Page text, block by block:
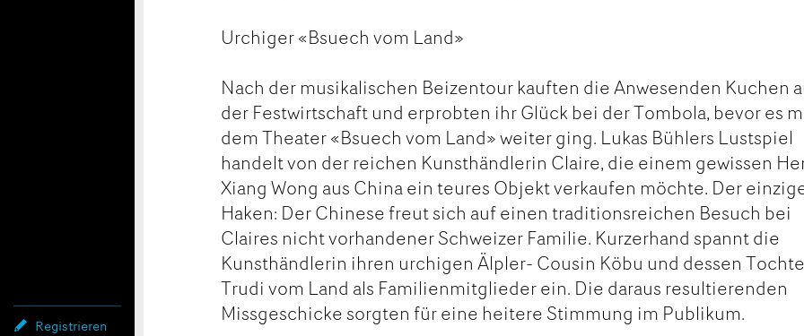
Registrieren
Urchiger «Bsuech vom Land»
Nach der musikalischen Beizentour kauften die Anwesenden Kuchen
der Festwirtschaft und erprobten ihr Glück bei der Tombola, bevor es
dem Theater «Bsuech vom Land» weiter ging. Lukas Bühlers Lustspiel
handelt von der reichen Kunsthändlerin Claire, die einem gewissen
Xiang Wong aus China ein teures Objekt verkaufen möchte. Der
Haken: Der Chinese freut sich auf einen traditionsreichen Besuch bei
Claires nicht vorhandener Schweizer Familie. Kurzerhand spannt die
Kunsthändlerin ihren urchigen Älpler- Cousin Köbu und dessen
Trudi vom Land als Familienmitglieder ein. Die daraus resultierenden
Missgeschicke sorgten für eine heitere Stimmung im Publikum.